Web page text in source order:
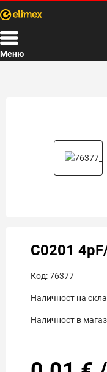
Меню
C0201
Код:76377
Наличност на
Наличност в